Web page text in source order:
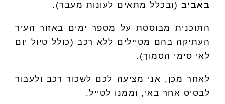
באביב (ובכלל מתאים לעונות מעבר).
התוכנית מבוססת על מספר ימים באזור העיר
העתיקה בהם מטיילים ללא רכב (כולל טיול יום
לאי סימי הסמוך).
לאחר מכן, אני מציעה לכם לשכור רכב ולעבור
לבסיס אחר באי, וממנו לטייל.